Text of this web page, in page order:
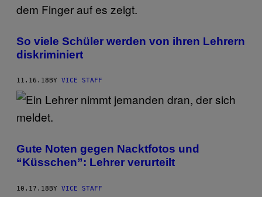
So viele Schüler werden von ihren Lehrern
diskriminiert
11.16.18 BY VICE STAFF
Gute Noten gegen Nacktfotos und
“Küsschen”: Lehrer verurteilt
10.17.18BY VICE STAFF